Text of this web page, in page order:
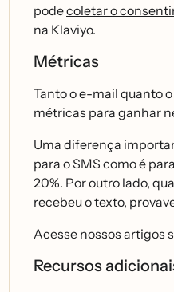
podecoletar o
na Klaviyo.
Métricas
Tanto o e-mail quanto
métricas para ganhar
Uma diferença
para o SMS como é
20%. Por outro lado,
recebeu o texto,
Acesse nossos artigos
Recursos